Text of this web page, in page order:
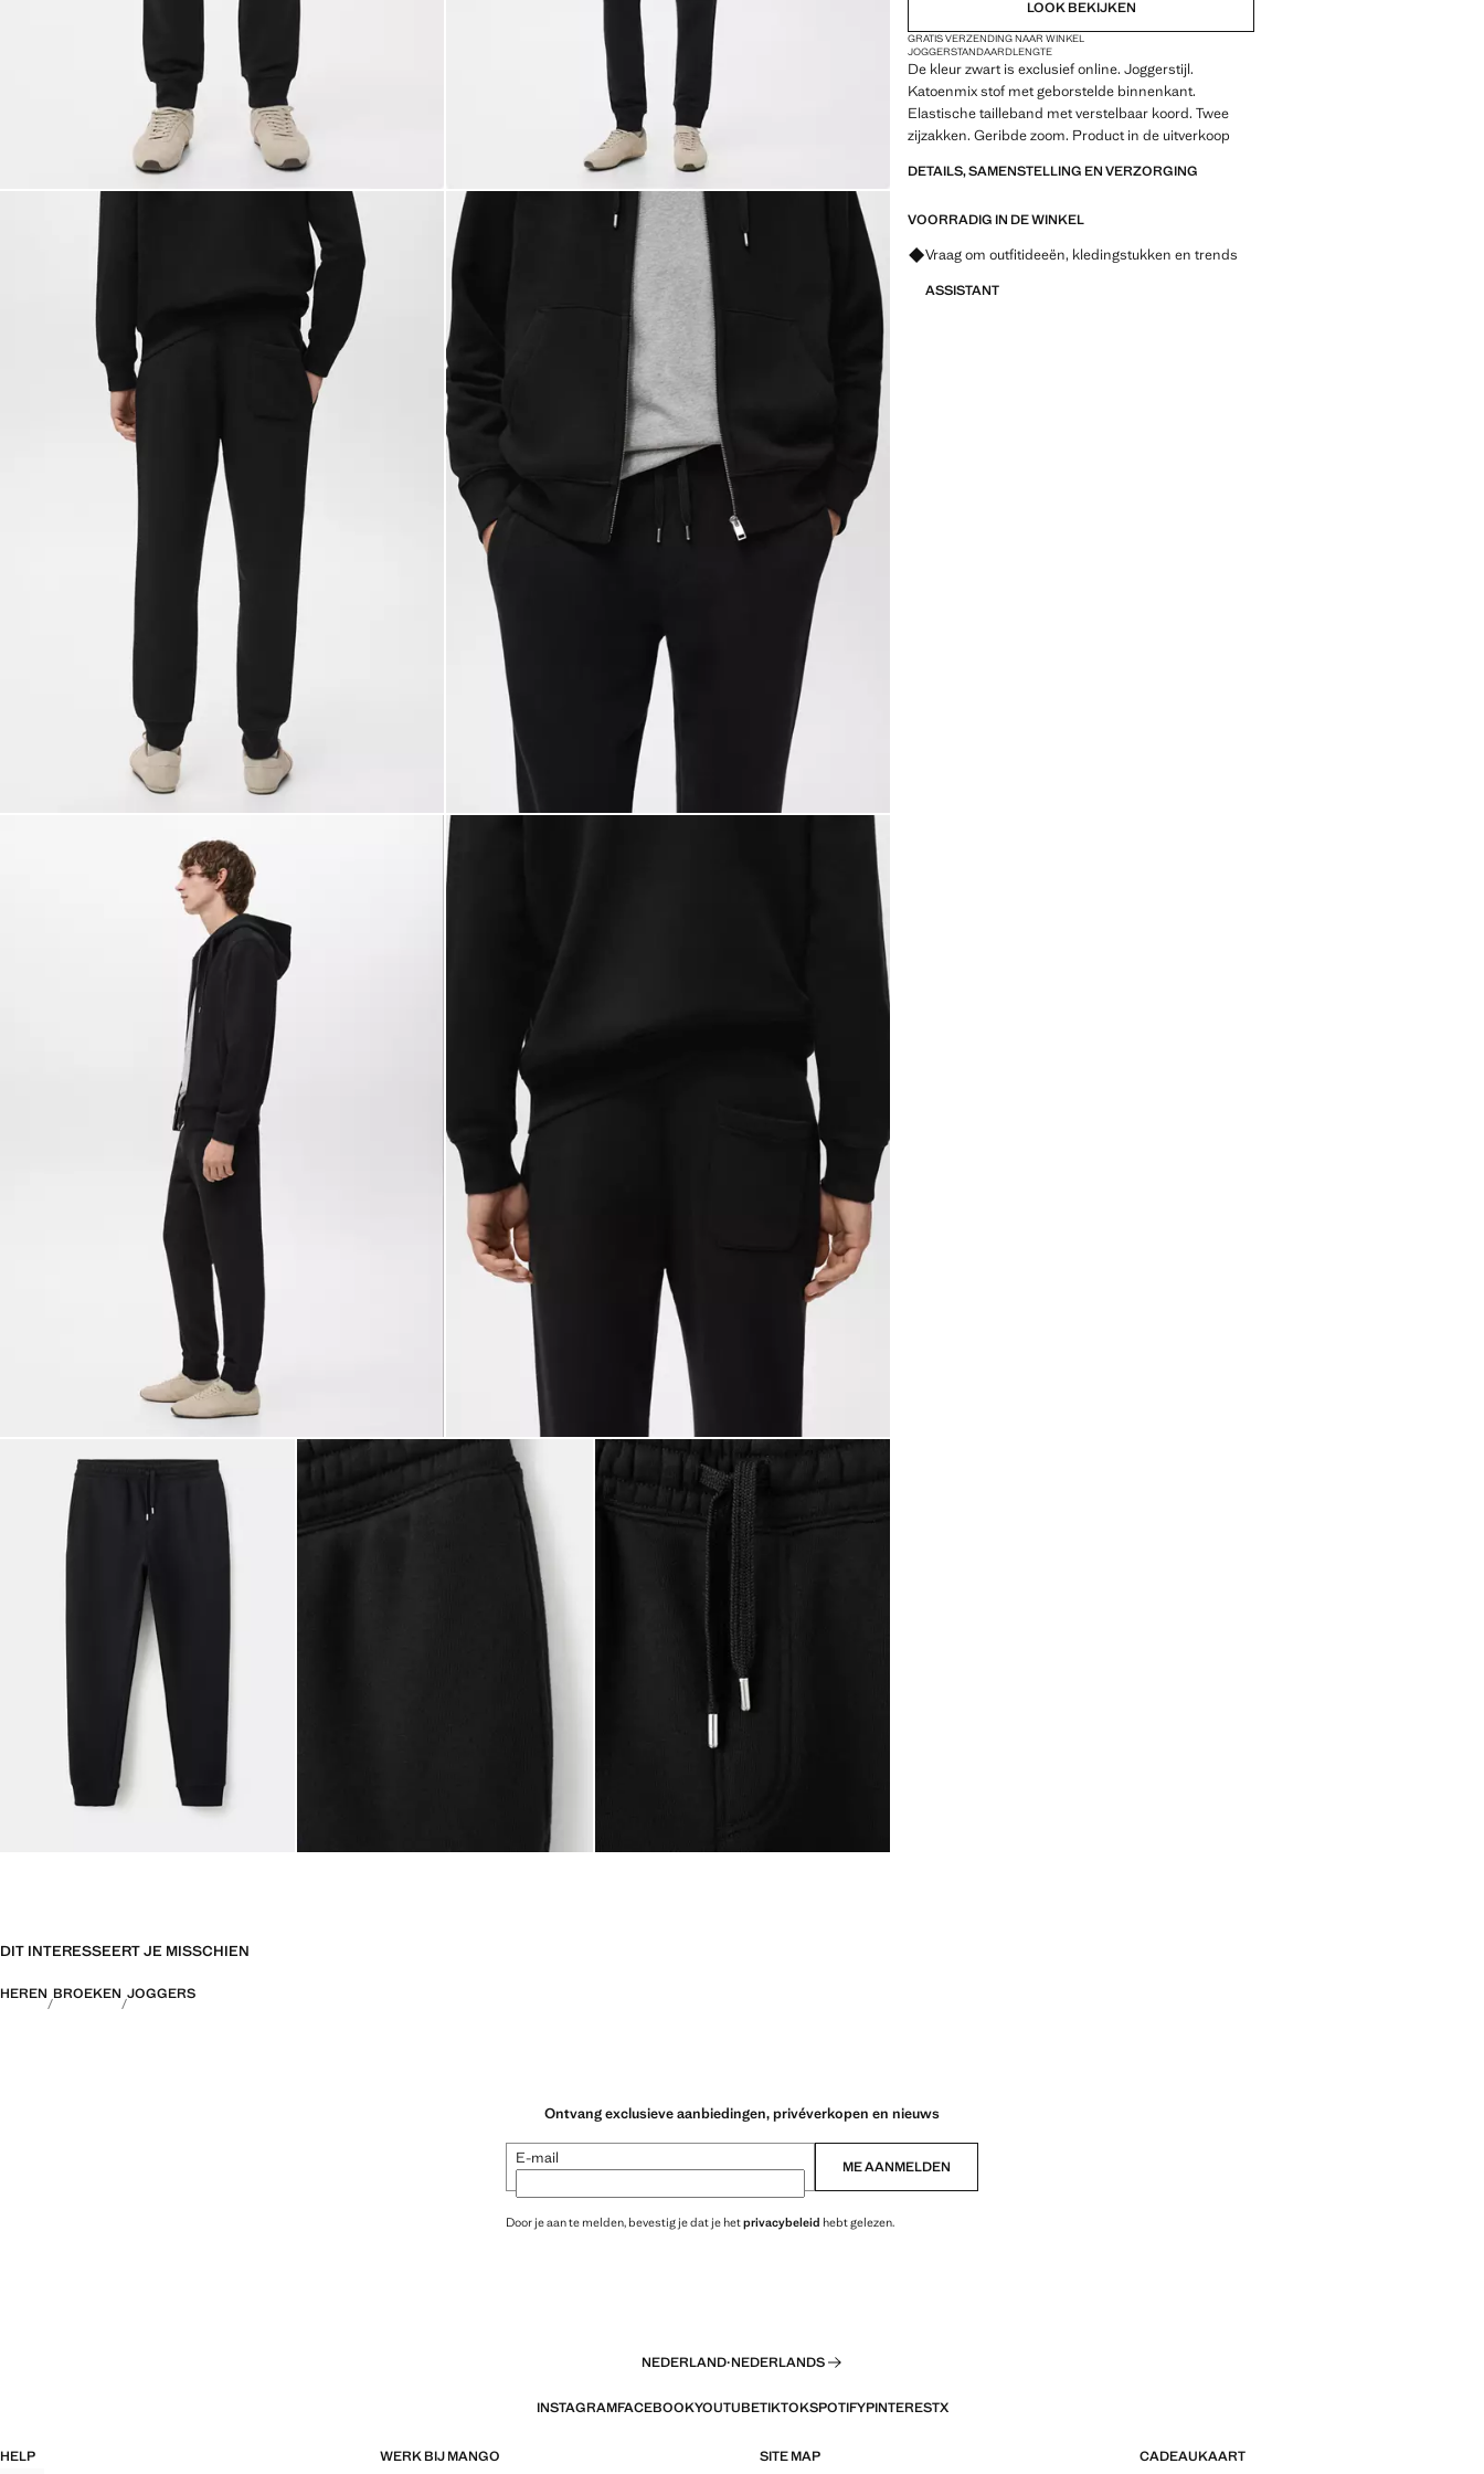
LOOK BEKIJKEN
GRATIS VERZENDING NAAR WINKEL
JOGGERSTANDAARDLENGTE
De kleur zwart is exclusief online. Joggerstijl.
Katoenmix stof met geborstelde binnenkant.
Elastische tailleband met verstelbaar koord. Twee
zijzakken. Geribde zoom. Product in de uitverkoop
DETAILS, SAMENSTELLING EN VERZORGING
VOORRADIG IN DE WINKEL
Vraag om outfitideeën, kledingstukken en trends
ASSISTANT
DIT INTERESSEERT JE MISSCHIEN
HEREN BROEKEN JOGGERS
Ontvang exclusieve aanbiedingen, privéverkopen en nieuws
E-mail ME AANMELDEN
Door je aan te melden, bevestig je dat je hetprivacybeleid hebt gelezen.
NEDERLAND·NEDERLANDS
INSTAGRAMFACEBOOKYOUTUBETIKTOKSPOTIFYPINTERESTX
HELP WERK BIJ MANGO SITE MAP CADEAUKAART